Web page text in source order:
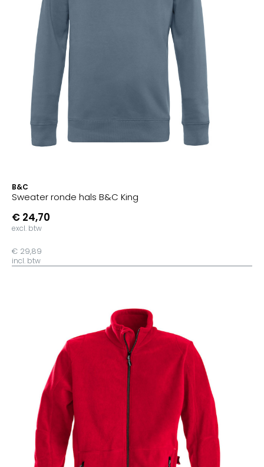
B&C
Sweater ronde hals B&C King
€ 24,70
excl. btw
€ 29,89
incl. btw